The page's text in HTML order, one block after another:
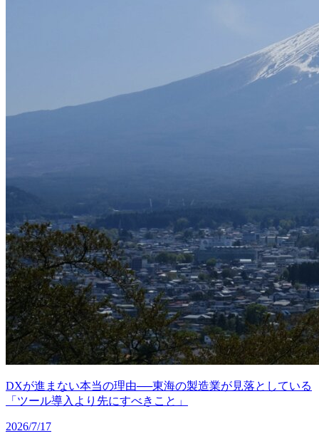
DXが進まない本当の理由──東海の製造業が見落としている
「ツール導入より先にすべきこと」
2026/7/17